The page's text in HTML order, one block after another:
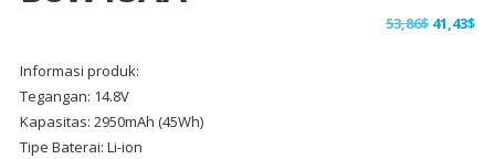
53,86$ Harga
41,43$
Informasi produk:
Tegangan: 14.8V
Kapasitas: 2950mAh (45Wh)
Tipe Baterai: Li-ion